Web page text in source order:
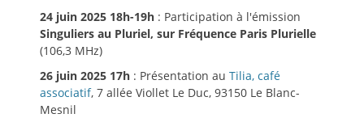
24 juin 2025 18h-19h : Participation à l'émission
Singuliers au Pluriel, sur Fréquence Paris Plurielle
(106,3 MHz)
26 juin 2025 17h : Présentation au Tilia, café
associatif, 7 allée Viollet Le Duc, 93150 Le Blanc-
Mesnil